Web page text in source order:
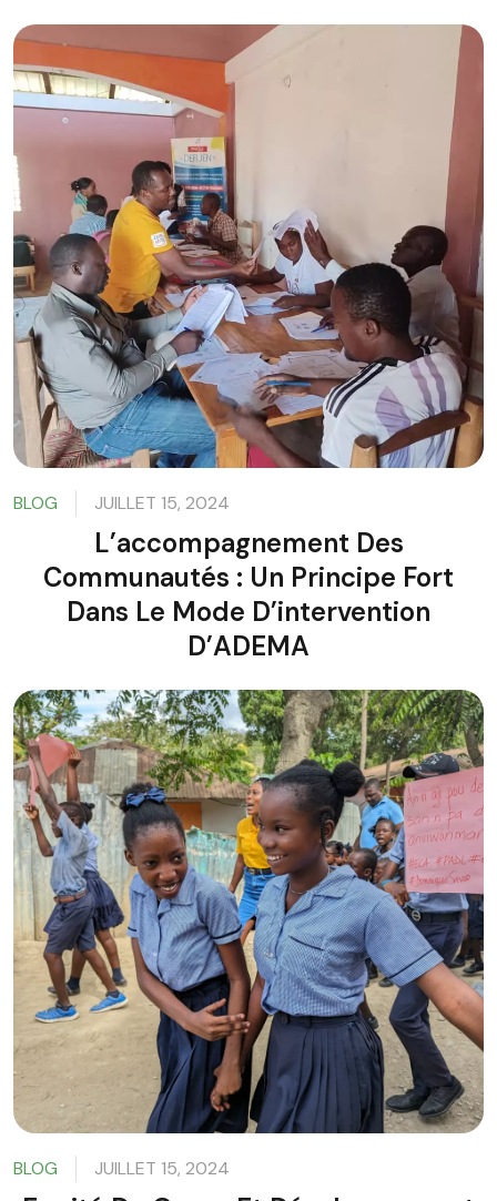
BLOG JUILLET 15, 2024
L’accompagnement Des
Communautés : Un Principe Fort
Dans Le Mode D’intervention
D’ADEMA
BLOG JUILLET 15, 2024